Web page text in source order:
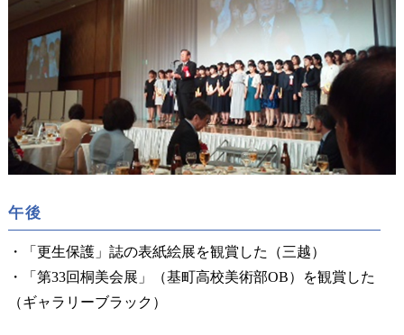
午後
・「更生保護」誌の表紙絵展を観賞した（三越）
・「第33回桐美会展」（基町高校美術部OB）を観賞した
（ギャラリーブラック）